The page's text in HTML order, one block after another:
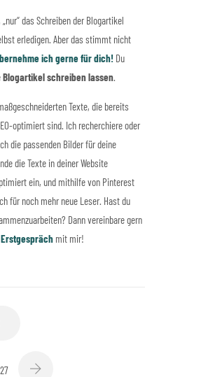
das Schreiben der Blogartikel
erledigen. Aber das stimmt nicht
ich gerne für dich! Du
Blogartikel schreiben lassen.
Texte, die bereits
optimiert sind. Ich recherchiere oder
die passenden Bilder für deine
die Texte in deiner Website
ein, und mithilfe von Pinterest
für noch mehr neue Leser. Hast du
Dann vereinbare gern
mit mir!